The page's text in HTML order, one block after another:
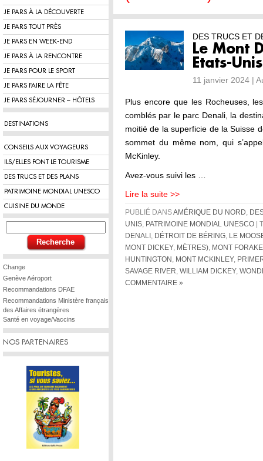
JE PARS À LA DÉCOUVERTE
JE PARS TOUT PRÈS
JE PARS EN WEEK-END
JE PARS À LA RENCONTRE
JE PARS POUR LE SPORT
JE PARS FAIRE LA FÊTE
JE PARS SÉJOURNER – HÔTELS
DESTINATIONS
CONSEILS AUX VOYAGEURS
ILS/ELLES FONT LE TOURISME
DES TRUCS ET DES PLANS
PATRIMOINE MONDIAL UNESCO
CUISINE DU MONDE
Change
Genève Aéroport
Recommandations DFAE
Recommandations Ministère français
des Affaires étrangères
Santé en voyage/Vaccins
NOS PARTENAIRES
DES TRUCS ET
Le Mont
Etats-Unis
11 janvier 2024 |
Plus encore que les Rocheuses,
comblés par le parc Denali, la
moitié de la superficie de la Suisse
sommet du même nom, qui
McKinley.
Avez-vous suivi les …
Lire la suite >>
PUBLIÉ DANSAMÉRIQUE DU NORD
UNIS
PATRIMOINE MONDIAL UNESCO |
DENALI
DÉTROIT DE BÉRING
LE
MONT DICKEY, MÈTRES)
MONT FORAKE
HUNTINGTON
MONT MCKINLEY,
SAVAGE RIVER WILLIAM DICKEY,
COMMENTAIRE »